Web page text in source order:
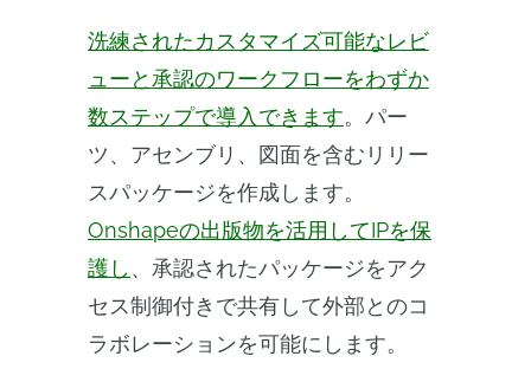
洗練されたカスタマイズ可能なレビ
ューと承認のワークフローをわずか
数ステップで導入できます。パー
ツ、アセンブリ、図面を含むリリー
スパッケージを作成します。
Onshapeの出版物を活用してIPを保
護し 、承認されたパッケージをアク
セス制御付きで共有して外部とのコ
ラボレーションを可能にします。